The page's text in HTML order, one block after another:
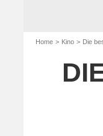
Home Kino Die